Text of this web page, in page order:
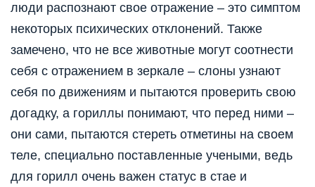
люди распознают свое отражение – это симптом
некоторых психических отклонений. Также
замечено, что не все животные могут соотнести
себя с отражением в зеркале – слоны узнают
себя по движениям и пытаются проверить свою
догадку, а гориллы понимают, что перед ними –
они сами, пытаются стереть отметины на своем
теле, специально поставленные учеными, ведь
для горилл очень важен статус в стае и